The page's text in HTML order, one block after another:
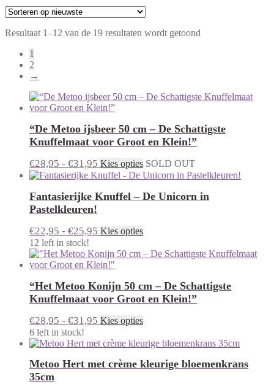
Resultaat 1–12 van de 19 resultaten wordt getoond
1
2
→
“De Metoo ijsbeer 50 cm – De Schattigste
Knuffelmaat voor Groot en Klein!”
€28,95 - €31,95 Prijsklasse:
€28,95
€31,95
Kies opties Dit
product
meerdere
gekozen
worden
de
productpagina
SOLD OUT
Fantasierijke Knuffel – De Unicorn in
Pastelkleuren!
€22,95 - €25,95 Prijsklasse:
tot
€25,95
Kies optiesDit
heeft
Deze
optie
kan
gekozen
op
de
productpagina
12 left in stock!
“Het Metoo Konijn 50 cm – De Schattigste
Knuffelmaat voor Groot en Klein!”
€28,95 - €31,95 Prijsklasse:
tot
Kies optiesDit
heeft
variaties.
6 left in stock!
Metoo Hert met crème kleurige bloemenkrans
35cm